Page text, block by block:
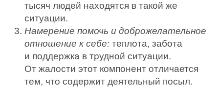
тысяч людей находятся в такой же
ситуации.
Намерение помочь и доброжелательное
отношение к себе: теплота, забота
и поддержка в трудной ситуации.
От жалости этот компонент отличается
тем, что содержит деятельный посыл.